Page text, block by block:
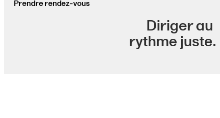
Prendre rendez-vous
Diriger au
rythme juste.